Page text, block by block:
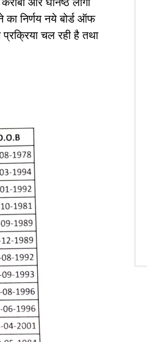
और घनिष्ठ लोगों
निर्णय नये बोर्ड ऑफ
प्रक्रिया चल रही है तथा